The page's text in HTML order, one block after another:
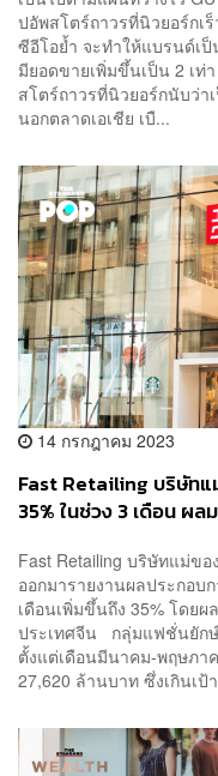
ปอัพสโตร์ถาวรที่นิวยอร์ก
ซีอีโอย้ำ จะทำให้แบรนด์เ
มียอดขายเพิ่มขึ้นเป็น 2 เท่
สโตร์ถาวรที่นิวยอร์กนับว่า
นอกตลาดเอเชีย เบื...
14 กรกฎาคม 2023
Fast Retailing บริษัท
35% ในช่วง 3 เดือน ผ
Fast Retailing บริษัทแม่ขอ
ออกมารายงานผลประกอบ
เดือนเพิ่มขึ้นถึง 35% โดย
ประเทศจีน กลุ่มแฟชั่นยัก
ตั้งแต่เดือนมีนาคม-พฤษภา
27,620 ล้านบาท ซึ่งเกินเป้